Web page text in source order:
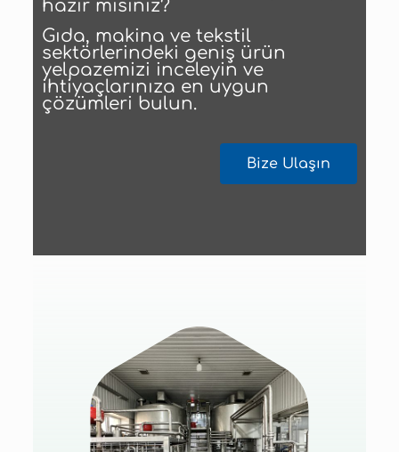
hazır mısınız?
Gıda, makina ve tekstil
sektörlerindeki geniş ürün
yelpazemizi inceleyin ve
ihtiyaçlarınıza en uygun
çözümleri bulun.
Bize Ulaşın